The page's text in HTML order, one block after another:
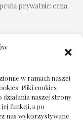
w ramach naszej
Pliki cookies
działania naszej strony
funkcji, a po
nas wykorzystywane
prywatnie: cena
zmianie biura
jak wybrać bez